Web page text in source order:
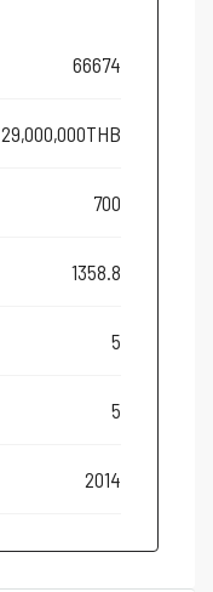
66674
29,000,000THB
700
1358.8
5
5
2014